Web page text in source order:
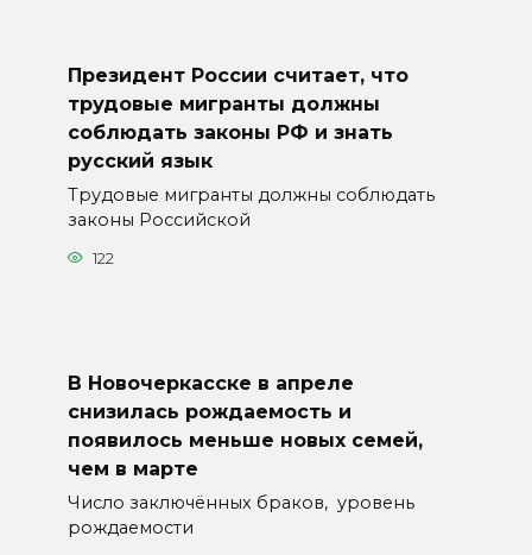
Президент России считает, что
трудовые мигранты должны
соблюдать законы РФ и знать
русский язык
Трудовые мигранты должны соблюдать
законы Российской
122
В Новочеркасске в апреле
снизилась рождаемость и
появилось меньше новых семей,
чем в марте
Число заключённых браков, уровень
рождаемости